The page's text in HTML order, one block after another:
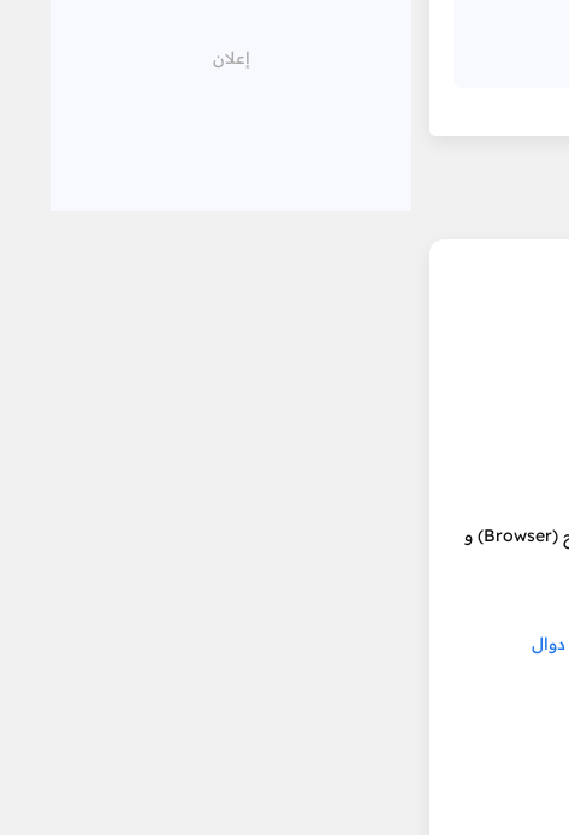
الخاص بدورة البرمجة للمبتدئين هو أن هذا المحرر سيعمل في المتصفح (Browser) و
دوال